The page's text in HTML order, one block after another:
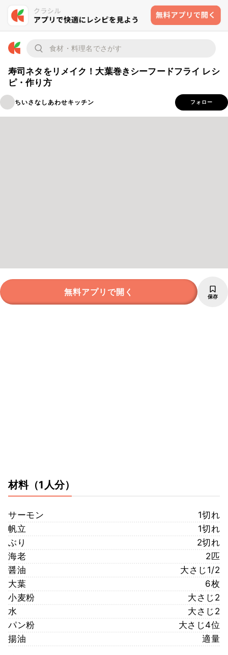
寿司ネタをリメイク！大葉巻きシーフードフライ レシ
ピ・作り方
ちいさなしあわせキッチン フォロー
無料アプリで開く 保存
材料（1人分）
サーモン
1切れ
帆立
1切れ
ぶり
2切れ
海老
2匹
醤油
大さじ1/2
大葉
6枚
小麦粉
大さじ2
水
大さじ2
パン粉
大さじ4位
揚油
適量